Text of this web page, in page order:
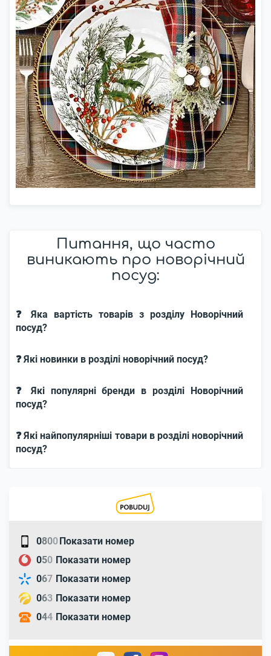
Питання, що часто
виникають про новорічний
посуд:
❓ Яка вартість товарів з розділу Новорічний
посуд?
❓ Які новинки в розділі новорічний посуд?
❓ Які популярні бренди в розділі Новорічний
посуд?
❓ Які найпопулярніші товари в розділі новорічний
посуд?
0800Показати номер
050 Показати номер
067 Показати номер
063 Показати номер
044 Показати номер